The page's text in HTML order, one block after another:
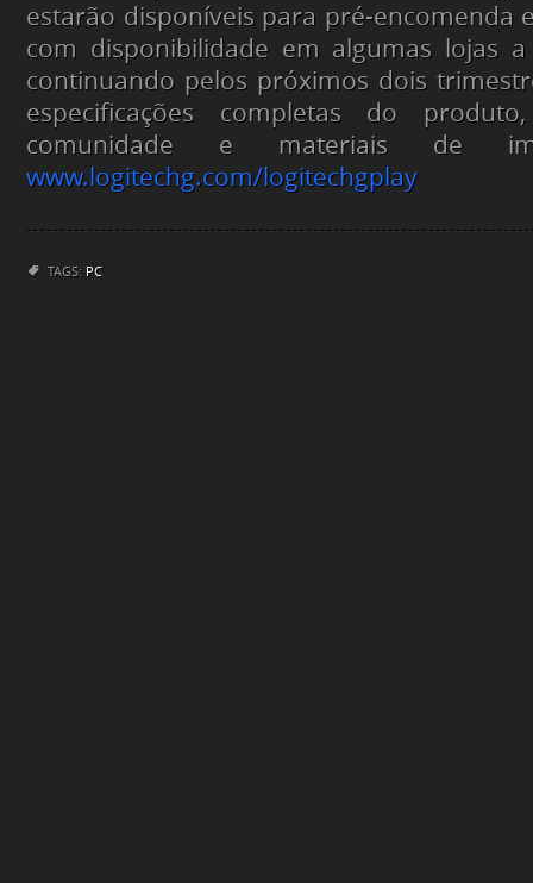
estarão disponíveis para pré-encomenda
com disponibilidade em algumas lojas
continuando pelos próximos dois
especificações completas do
comunidade e materiais de
www.logitechg.com/logitechgplay
TAGS: PC